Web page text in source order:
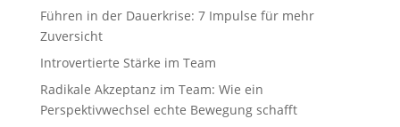
Führen in der Dauerkrise: 7 Impulse für mehr
Zuversicht
Introvertierte Stärke im Team
Radikale Akzeptanz im Team: Wie ein
Perspektivwechsel echte Bewegung schafft